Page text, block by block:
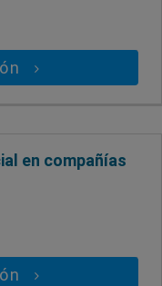
en compañías